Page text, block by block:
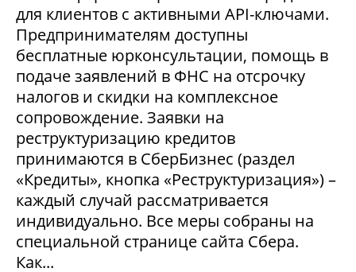
для клиентов с активными API-ключами.
Предпринимателям доступны
бесплатные юрконсультации, помощь в
подаче заявлений в ФНС на отсрочку
налогов и скидки на комплексное
сопровождение. Заявки на
реструктуризацию кредитов
принимаются в СберБизнес (раздел
«Кредиты», кнопка «Реструктуризация») –
каждый случай рассматривается
индивидуально. Все меры собраны на
специальной странице сайта Сбера.
Как...